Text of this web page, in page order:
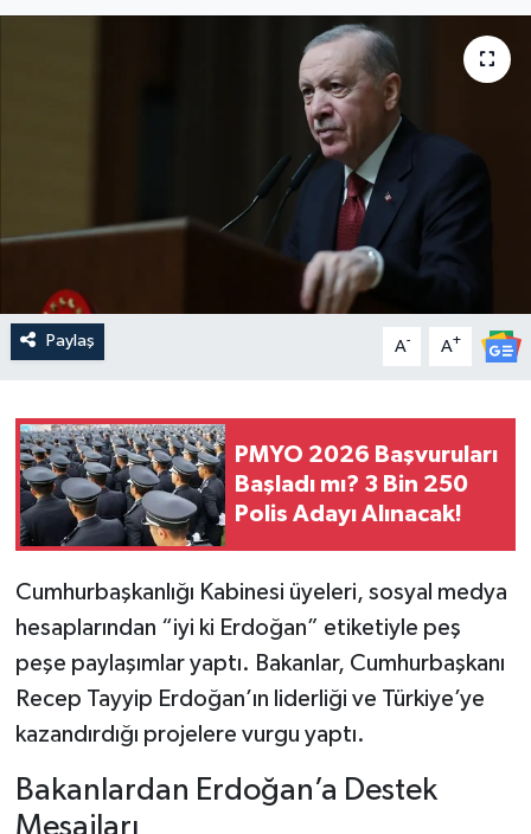
Paylaş A- A+
PMYO 2026 Başvuruları
Başladı mı? 3 Bin 250
Polis Adayı Alınacak!
Cumhurbaşkanlığı Kabinesi üyeleri, sosyal medya
hesaplarından “iyi ki Erdoğan” etiketiyle peş
peşe paylaşımlar yaptı. Bakanlar, Cumhurbaşkanı
Recep Tayyip Erdoğan’ın liderliği ve Türkiye’ye
kazandırdığı projelere vurgu yaptı.
Bakanlardan Erdoğan’a Destek